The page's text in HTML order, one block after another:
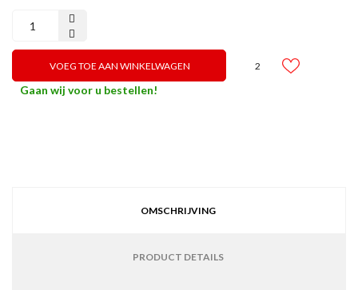
VOEG TOE AAN WINKELWAGEN 2
Gaan wij voor u bestellen!
OMSCHRIJVING
PRODUCT DETAILS